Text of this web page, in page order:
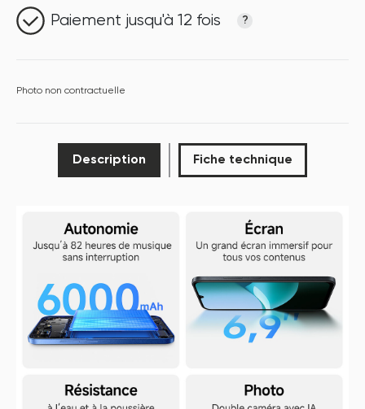
Paiement jusqu'à 12 fois ?
Photo non contractuelle
Description Fiche technique